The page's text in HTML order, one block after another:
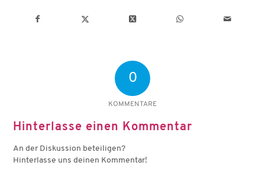
0
KOMMENTARE
Hinterlasse einen Kommentar
An der Diskussion beteiligen?
Hinterlasse uns deinen Kommentar!